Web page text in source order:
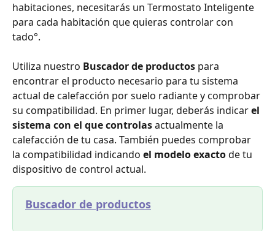
habitaciones, necesitarás un Termostato Inteligente
para cada habitación que quieras controlar con
tado°.
Utiliza nuestro Buscador de productos para
encontrar el producto necesario para tu sistema
actual de calefacción por suelo radiante y comprobar
su compatibilidad. En primer lugar, deberás indicar el
sistema con el que controlas actualmente la
calefacción de tu casa. También puedes comprobar
la compatibilidad indicando el modelo exacto de tu
dispositivo de control actual.
Buscador de productos